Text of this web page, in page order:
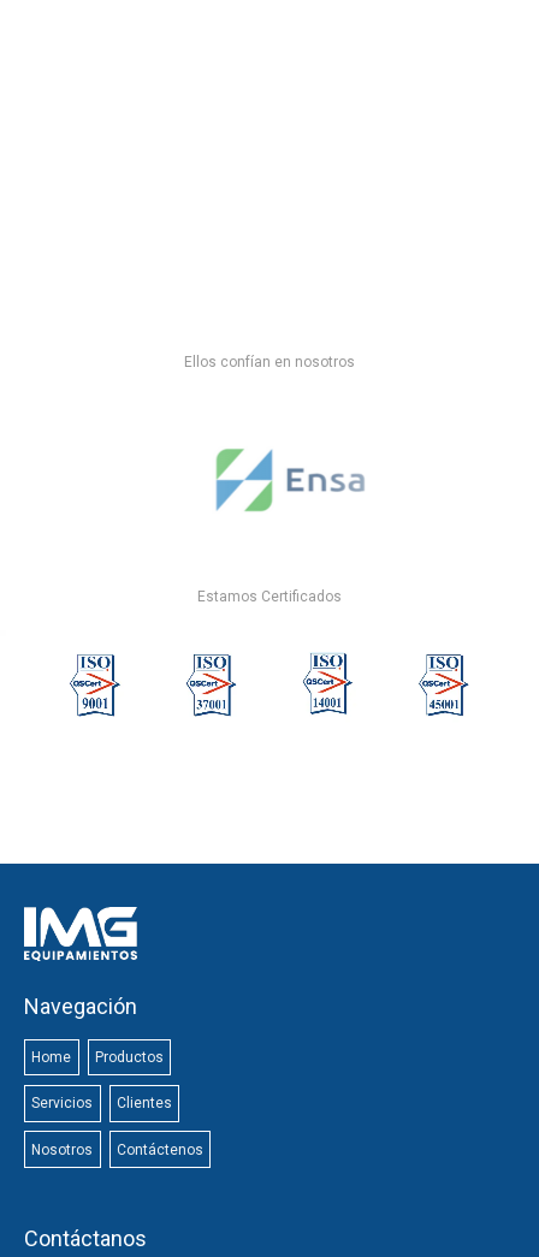
Ellos confían en nosotros
Estamos Certificados
Navegación
Home Productos
Servicios Clientes
Nosotros Contáctenos
Contáctanos